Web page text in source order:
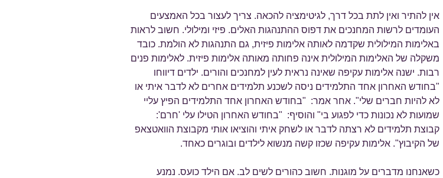
אין להתיר ואין לתת בכל דרך, לגיטימציה להכאה. צריך לעצור בכל האמצעים
העומדים לרשות המחנכים את דפוס ההתנהגות האלים. פיזי ומילולי. חשוב לראות
באלימות המילולית שקדמה לאותה אלימות פיזית, גם התנהגות לא הולמת. כובד
משקלה של האלימות המילולית אינה פחותה מאותה אלימות פיזית. לאלימות פנים
רבות. ישנה אלימות עקיפה שאינה נראית לעין למחנכים והורים. ילדים דיווחו
"בחודש האחרון אחד התלמידים ניסה לשכנע תלמידים אחרים לא לדבר איתי או
לא להיות חברים שלי". אחר אמר: "בחודש האחרון אחד התלמידים הפיץ עליי
שמועות לא נכונות כדי לפגוע בי" והוסיף: "בחודש האחרון הטילו עלי 'חרם':
קבוצת תלמידים לא רצתה לדבר או לשחק איתי והוציאו אותי מקבוצת הוואטצאפ
של הקיבוץ". אלימות עקיפה שכזו קשה מנשוא לילדים ובוגרים כאחד.
כשאנחנו מדברים על מוגנות. חשוב כהורים לשים לב. אם הילד כועס. נמנע